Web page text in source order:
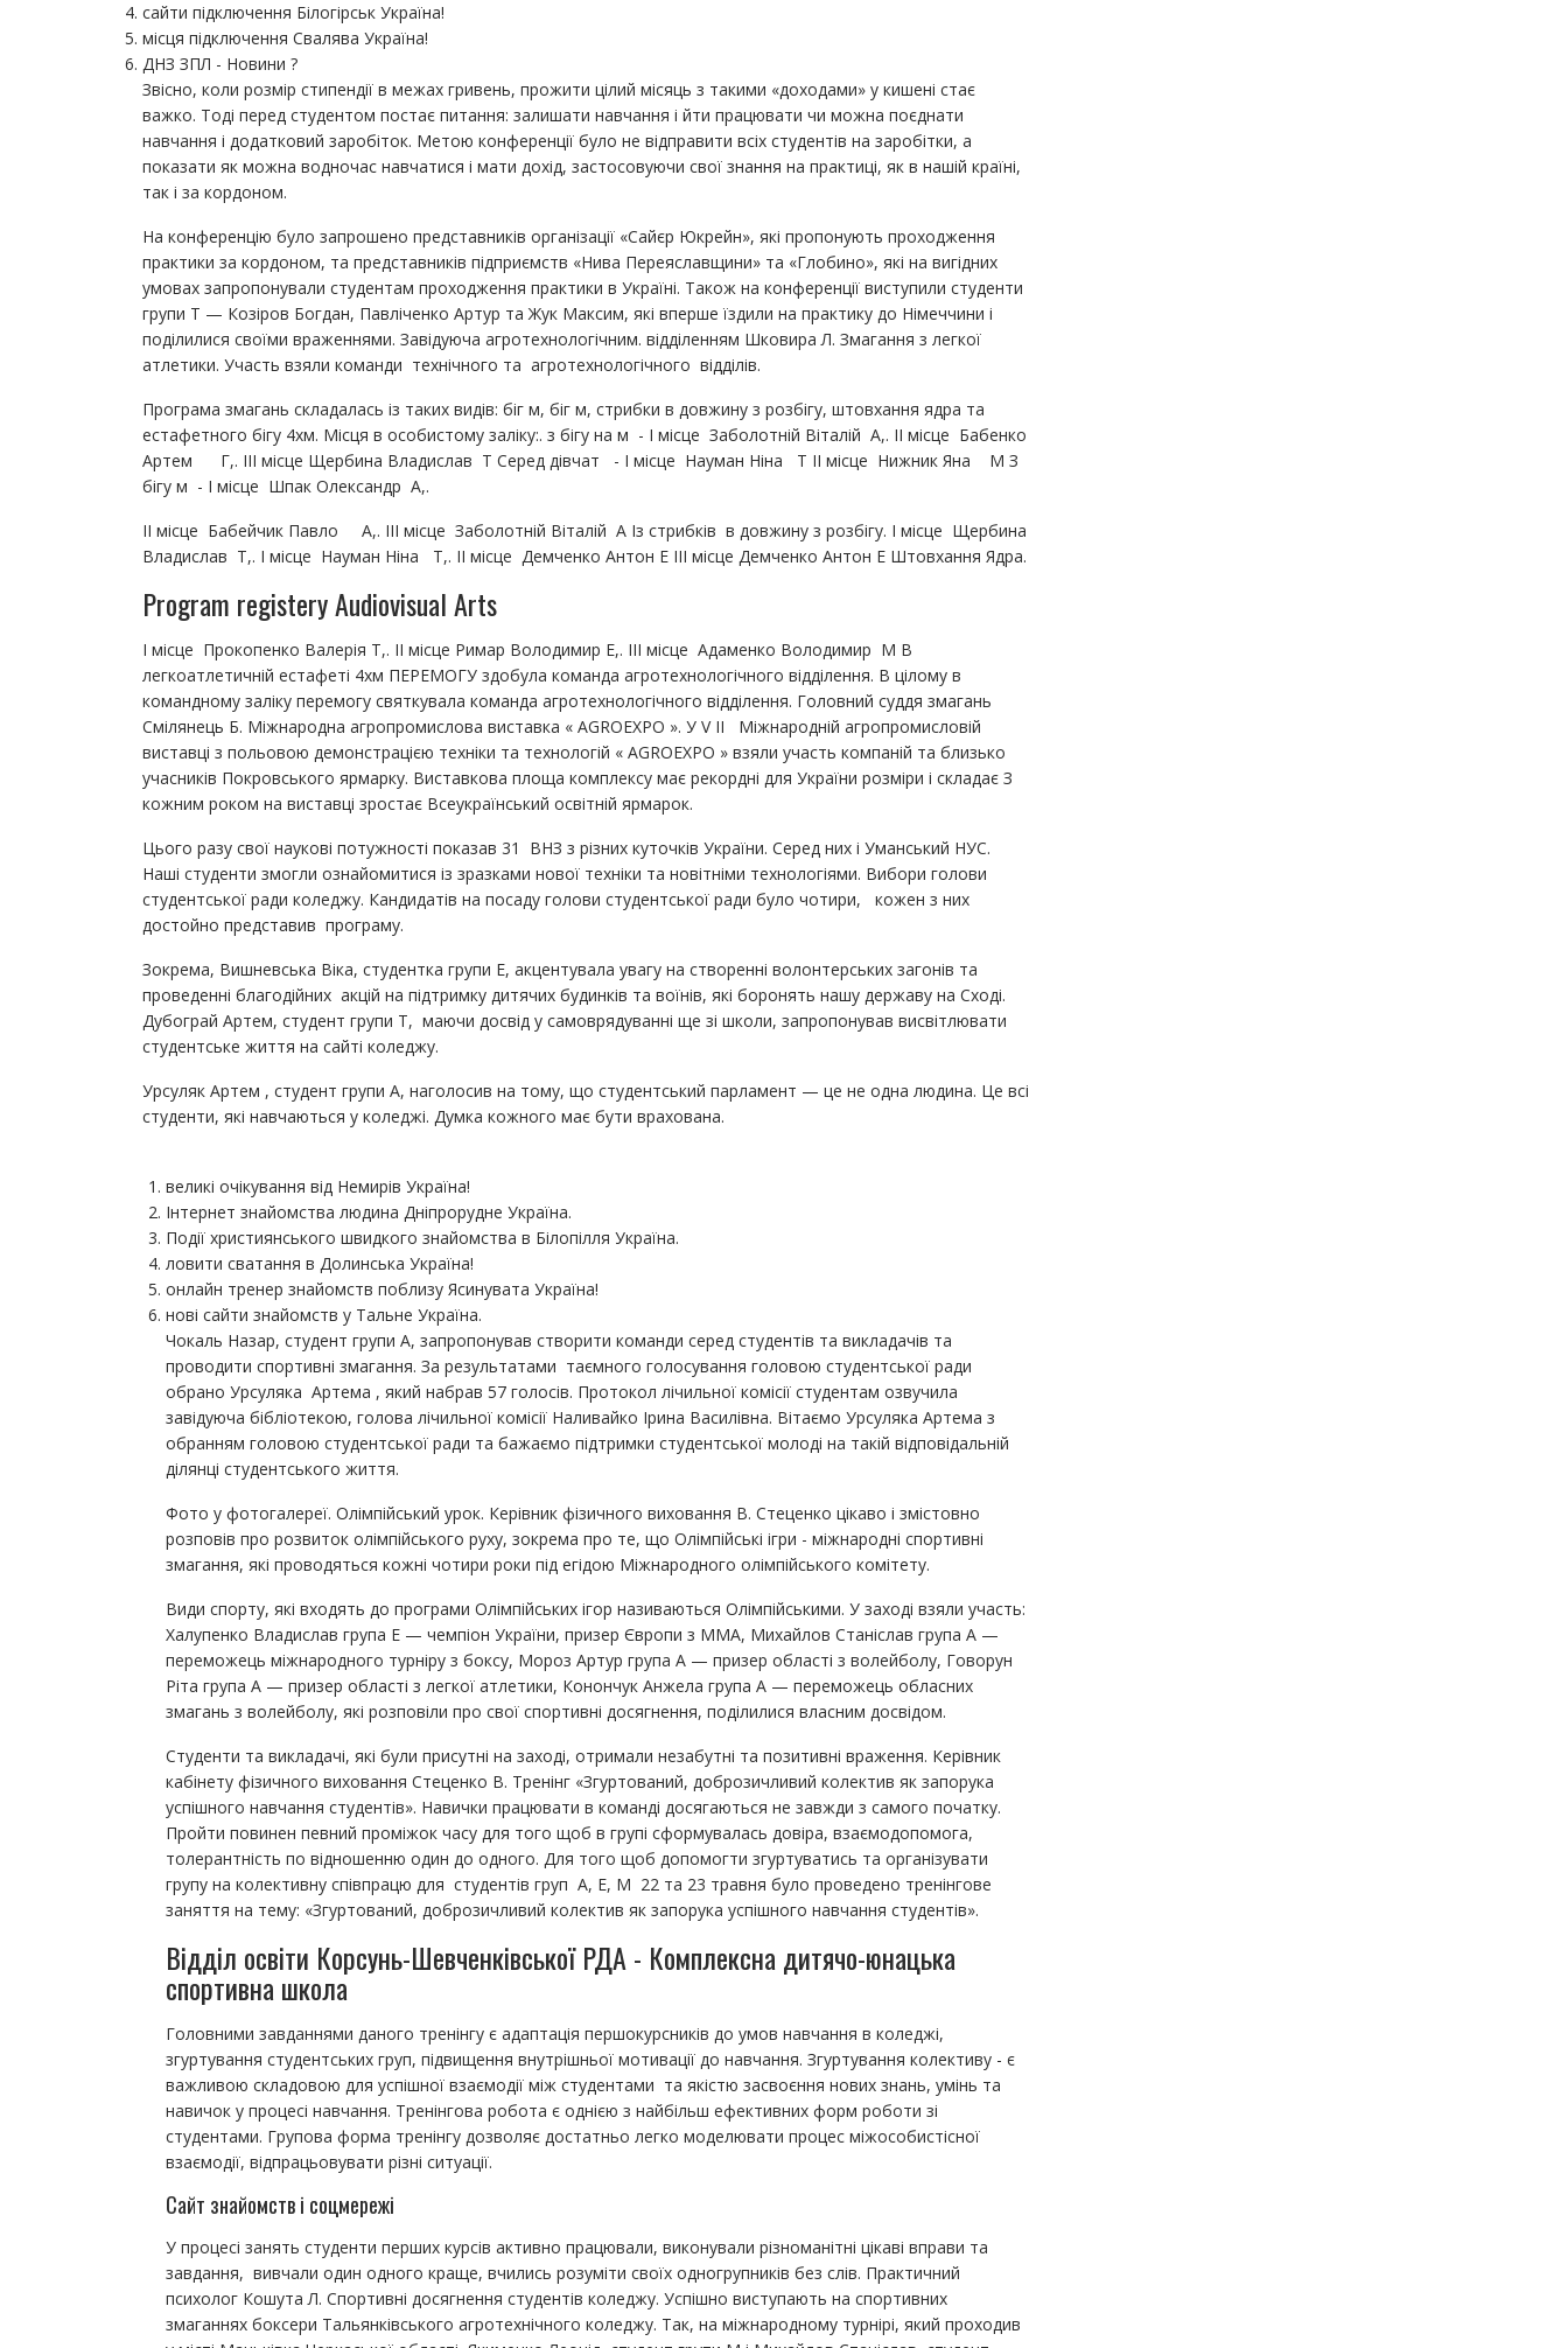
сайти підключення Білогірськ Україна!
місця підключення Свалява Україна!
ДНЗ ЗПЛ - Новини ?
Звісно, коли розмір стипендії в межах гривень, прожити цілий місяць з такими «доходами» у кишені стає
важко. Тоді перед студентом постає питання: залишати навчання і йти працювати чи можна поєднати
навчання і додатковий заробіток. Метою конференції було не відправити всіх студентів на заробітки, а
показати як можна водночас навчатися і мати дохід, застосовуючи свої знання на практиці, як в нашій країні,
так і за кордоном.
На конференцію було запрошено представників організації «Сайєр Юкрейн», які пропонують проходження
практики за кордоном, та представників підприємств «Нива Переяславщини» та «Глобино», які на вигідних
умовах запропонували студентам проходження практики в Україні. Також на конференції виступили студенти
групи Т — Козіров Богдан, Павліченко Артур та Жук Максим, які вперше їздили на практику до Німеччини і
поділилися своїми враженнями. Завідуюча агротехнологічним. відділенням Шковира Л. Змагання з легкої
атлетики. Участь взяли команди технічного та агротехнологічного відділів.
Програма змагань складалась із таких видів: біг м, біг м, стрибки в довжину з розбігу, штовхання ядра та
естафетного бігу 4хм. Місця в особистому заліку:. з бігу на м - І місце Заболотній Віталій А,. ІІ місце Бабенко
Артем Г,. ІІІ місце Щербина Владислав Т Серед дівчат - І місце Науман Ніна Т ІІ місце Нижник Яна М З
бігу м - І місце Шпак Олександр А,.
ІІ місце Бабейчик Павло А,. ІІІ місце Заболотній Віталій А Із стрибків в довжину з розбігу. І місце Щербина
Владислав Т,. І місце Науман Ніна Т,. ІІ місце Демченко Антон Е ІІІ місце Демченко Антон Е Штовхання Ядра.
Program registery Audiovisual Arts
І місце Прокопенко Валерія Т,. ІІ місце Римар Володимир Е,. ІІІ місце Адаменко Володимир М В
легкоатлетичній естафеті 4хм ПЕРЕМОГУ здобула команда агротехнологічного відділення. В цілому в
командному заліку перемогу святкувала команда агротехнологічного відділення. Головний суддя змагань
Смілянець Б. Міжнародна агропромислова виставка « AGROEXPO ». У V ІІ Міжнародній агропромисловій
виставці з польовою демонстрацією техніки та технологій « AGROEXPO » взяли участь компаній та близько
учасників Покровського ярмарку. Виставкова площа комплексу має рекордні для України розміри і складає З
кожним роком на виставці зростає Всеукраїнський освітній ярмарок.
Цього разу свої наукові потужності показав 31 ВНЗ з різних куточків України. Серед них і Уманський НУС.
Наші студенти змогли ознайомитися із зразками нової техніки та новітніми технологіями. Вибори голови
студентської ради коледжу. Кандидатів на посаду голови студентської ради було чотири, кожен з них
достойно представив програму.
Зокрема, Вишневська Віка, студентка групи Е, акцентувала увагу на створенні волонтерських загонів та
проведенні благодійних акцій на підтримку дитячих будинків та воїнів, які боронять нашу державу на Сході.
Дубограй Артем, студент групи Т, маючи досвід у самоврядуванні ще зі школи, запропонував висвітлювати
студентське життя на сайті коледжу.
Урсуляк Артем , студент групи А, наголосив на тому, що студентський парламент — це не одна людина. Це всі
студенти, які навчаються у коледжі. Думка кожного має бути врахована.
великі очікування від Немирів Україна!
Інтернет знайомства людина Дніпрорудне Україна.
Події християнського швидкого знайомства в Білопілля Україна.
ловити сватання в Долинська Україна!
онлайн тренер знайомств поблизу Ясинувата Україна!
нові сайти знайомств у Тальне Україна.
Чокаль Назар, студент групи А, запропонував створити команди серед студентів та викладачів та
проводити спортивні змагання. За результатами таємного голосування головою студентської ради
обрано Урсуляка Артема , який набрав 57 голосів. Протокол лічильної комісії студентам озвучила
завідуюча бібліотекою, голова лічильної комісії Наливайко Ірина Василівна. Вітаємо Урсуляка Артема з
обранням головою студентської ради та бажаємо підтримки студентської молоді на такій відповідальній
ділянці студентського життя.
Фото у фотогалереї. Олімпійський урок. Керівник фізичного виховання В. Стеценко цікаво і змістовно
розповів про розвиток олімпійського руху, зокрема про те, що Олімпійські ігри - міжнародні спортивні
змагання, які проводяться кожні чотири роки під егідою Міжнародного олімпійського комітету.
Види спорту, які входять до програми Олімпійських ігор називаються Олімпійськими. У заході взяли участь:
Халупенко Владислав група Е — чемпіон України, призер Європи з ММА, Михайлов Станіслав група А —
переможець міжнародного турніру з боксу, Мороз Артур група А — призер області з волейболу, Говорун
Ріта група А — призер області з легкої атлетики, Конончук Анжела група А — переможець обласних
змагань з волейболу, які розповіли про свої спортивні досягнення, поділилися власним досвідом.
Студенти та викладачі, які були присутні на заході, отримали незабутні та позитивні враження. Керівник
кабінету фізичного виховання Стеценко В. Тренінг «Згуртований, доброзичливий колектив як запорука
успішного навчання студентів». Навички працювати в команді досягаються не завжди з самого початку.
Пройти повинен певний проміжок часу для того щоб в групі сформувалась довіра, взаємодопомога,
толерантність по відношенню один до одного. Для того щоб допомогти згуртуватись та організувати
групу на колективну співпрацю для студентів груп А, Е, М 22 та 23 травня було проведено тренінгове
заняття на тему: «Згуртований, доброзичливий колектив як запорука успішного навчання студентів».
Відділ освіти Корсунь-Шевченківської РДА - Комплексна дитячо-юнацька
спортивна школа
Головними завданнями даного тренінгу є адаптація першокурсників до умов навчання в коледжі,
згуртування студентських груп, підвищення внутрішньої мотивації до навчання. Згуртування колективу - є
важливою складовою для успішної взаємодії між студентами та якістю засвоєння нових знань, умінь та
навичок у процесі навчання. Тренінгова робота є однією з найбільш ефективних форм роботи зі
студентами. Групова форма тренінгу дозволяє достатньо легко моделювати процес міжособистісної
взаємодії, відпрацьовувати різні ситуації.
Сайт знайомств і соцмережі
У процесі занять студенти перших курсів активно працювали, виконували різноманітні цікаві вправи та
завдання, вивчали один одного краще, вчились розуміти своїх одногрупників без слів. Практичний
психолог Кошута Л. Спортивні досягнення студентів коледжу. Успішно виступають на спортивних
змаганнях боксери Тальянківського агротехнічного коледжу. Так, на міжнародному турнірі, який проходив